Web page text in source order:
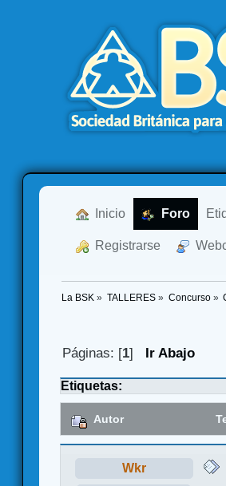
Inicio Foro
Registrarse
La BSK » TALLERES» Concurso»
Páginas: [1] Ir Abajo
Etiquetas:
Autor
Wkr